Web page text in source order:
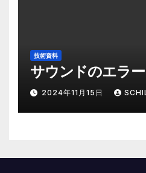
技術資料
サウンドのエラー
2024年11月15日